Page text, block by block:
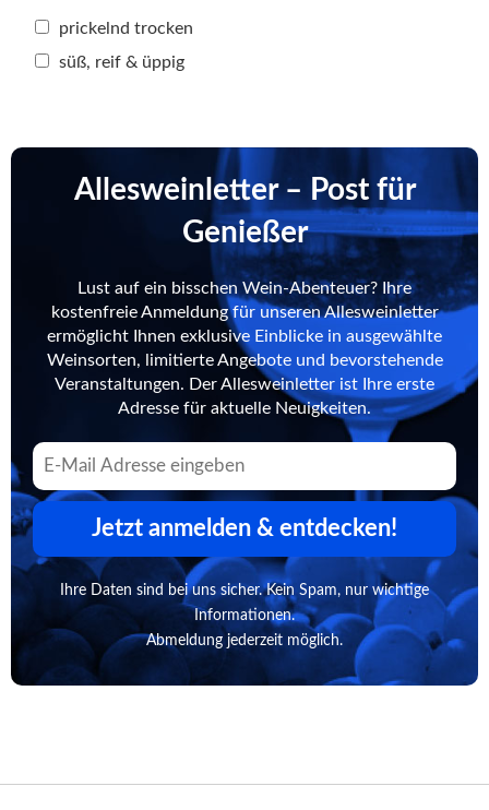
prickelnd trocken
süß, reif & üppig
Allesweinletter – Post für
Genießer
Lust auf ein bisschen Wein-Abenteuer? Ihre
kostenfreie Anmeldung für unseren Allesweinletter
ermöglicht Ihnen exklusive Einblicke in ausgewählte
Weinsorten, limitierte Angebote und bevorstehende
Veranstaltungen. Der Allesweinletter ist Ihre erste
Adresse für aktuelle Neuigkeiten.
Jetzt anmelden & entdecken!
Ihre Daten sind bei uns sicher. Kein Spam, nur wichtige
Informationen.
Abmeldung jederzeit möglich.